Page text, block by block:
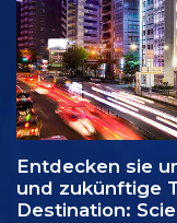
Entdecken sie
und zukünftige
Destination: